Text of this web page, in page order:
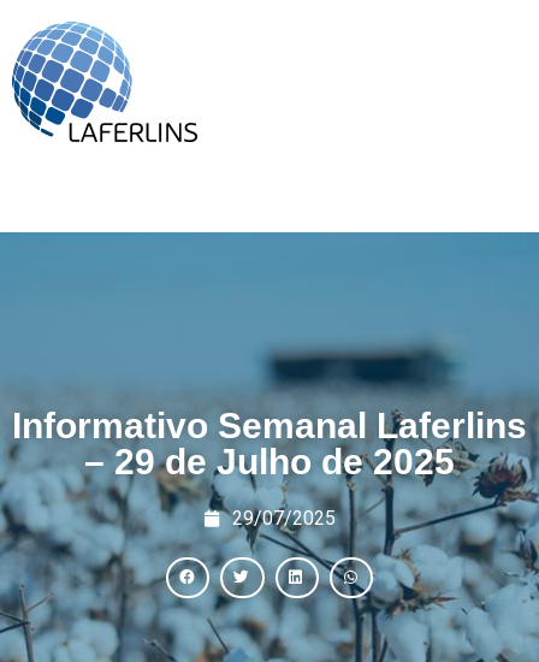
Informativo Semanal Laferlins
– 29 de Julho de 2025
29/07/2025